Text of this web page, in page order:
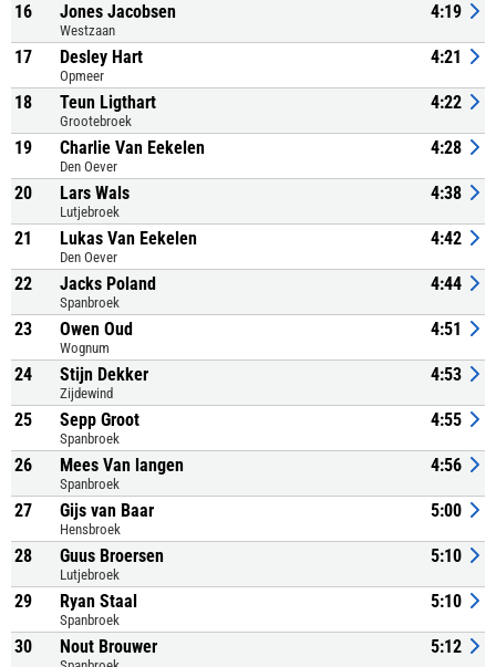
16 Jones Jacobsen
Westzaan
4:19
17 Desley Hart
Opmeer
4:21
18 Teun Ligthart
Grootebroek
4:22
19 Charlie Van Eekelen
Den Oever
4:28
20 Lars Wals
Lutjebroek
4:38
21 Lukas Van Eekelen
Den Oever
4:42
22 Jacks Poland
Spanbroek
4:44
23 Owen Oud
Wognum
4:51
24 Stijn Dekker
Zijdewind
4:53
25 Sepp Groot
Spanbroek
4:55
26 Mees Van langen
Spanbroek
4:56
27 Gijs van Baar
Hensbroek
5:00
28 Guus Broersen
Lutjebroek
5:10
29 Ryan Staal
Spanbroek
5:10
30 Nout Brouwer 5:12